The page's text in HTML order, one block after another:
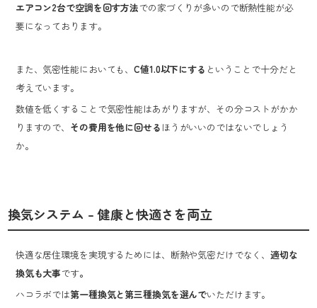
エアコン2台で空調を回す方法での家づくりが多いので断熱性能が必
要になっております。
また、気密性能においても、C値1.0以下にする ということで十分だと
考えています。
数値を低くすることで気密性能はあがりますが、その分コストがかか
りますので、 その費用を他に回せる ほうがいいのではないでしょう
か。
換気システム – 健康と快適さを両立
快適な居住環境を実現するためには、断熱や気密だけでなく、適切な
換気も大事です。
ハコラボでは第一種換気と第三種換気を選んでいただけます。